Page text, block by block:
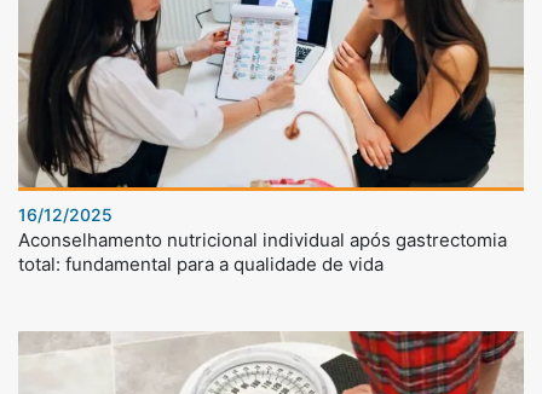
16/12/2025
Aconselhamento nutricional individual após gastrectomia
total: fundamental para a qualidade de vida